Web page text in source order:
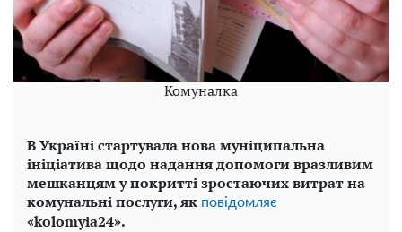
Комуналка
В Україні стартувала нова муніципальна
ініціатива щодо надання допомоги вразливим
мешканцям у покритті зростаючих витрат на
комунальні послуги, як повідомляє
«kolomyia24».